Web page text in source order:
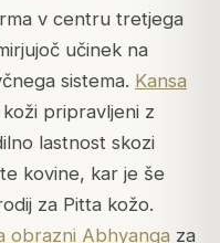
v centru tretjega
učinek na
sistema. Kansa
pripravljeni z
lastnost skozi
kovine, kar je še
za Pitta kožo.
obrazni Abhyanga za